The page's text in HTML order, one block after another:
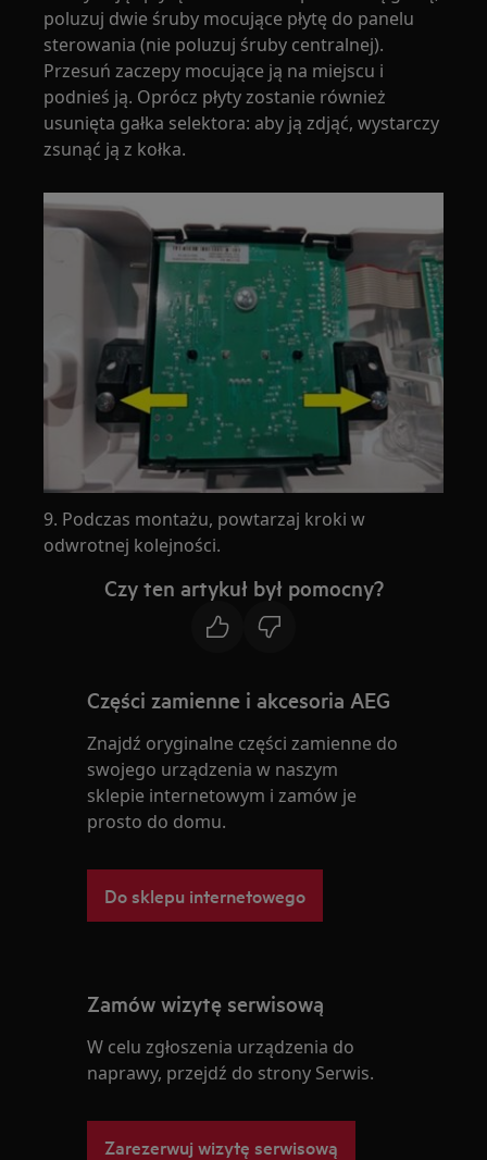
poluzuj dwie śruby mocujące płytę do panelu
sterowania (nie poluzuj śruby centralnej).
Przesuń zaczepy mocujące ją na miejscu i
podnieś ją. Oprócz płyty zostanie również
usunięta gałka selektora: aby ją zdjąć, wystarczy
zsunąć ją z kołka.
9. Podczas montażu, powtarzaj kroki w
odwrotnej kolejności.
Czy ten artykuł był pomocny?
Części zamienne i akcesoria AEG
Znajdź oryginalne części zamienne do
swojego urządzenia w naszym
sklepie internetowym i zamów je
prosto do domu.
Do sklepu internetowego
Zamów wizytę serwisową
W celu zgłoszenia urządzenia do
naprawy, przejdź do strony Serwis.
Zarezerwuj wizytę serwisową